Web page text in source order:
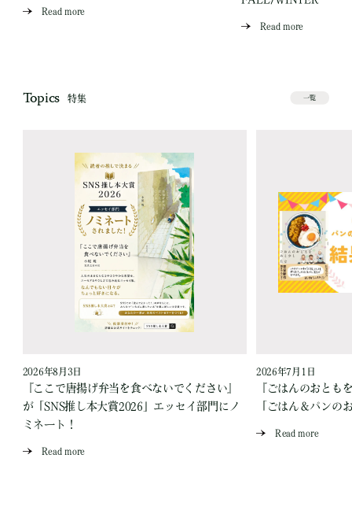
Read more
Read more
Topics 特集 一覧
2026年8月3日
『ここで唐揚げ弁当を食べないでください』
が「SNS推し本大賞2026」エッセイ部門にノ
ミネート！
Read more
2026年7月1日
『ごはんのおとも
「ごはん＆パンの
Read more